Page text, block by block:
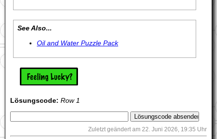
See Also...
Oil and Water Puzzle Pack
Lösungscode: Row 1
Zuletzt geändert am 22. Juni 2026, 19:35 Uhr